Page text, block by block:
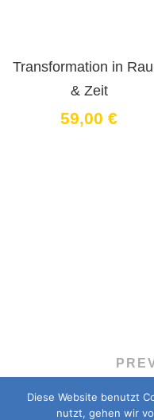
Transformation in
& Zeit
59,00 €
Diese Website benutzt
nutzt, gehen wir